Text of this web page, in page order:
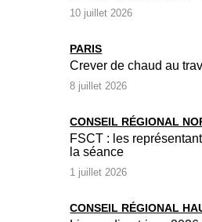
10 juillet 2026
PARIS
Crever de chaud au
8 juillet 2026
CONSEIL RÉGIONAL
FSCT : les
la séance
1 juillet 2026
CONSEIL RÉGIONAL